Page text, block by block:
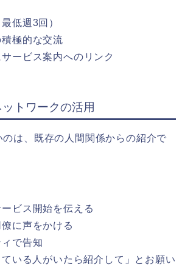
低週3回）
極的な交流
ービス案内へのリンク
トワークの活用
は、既存の人間関係からの紹介で
ビス開始を伝える
に声をかける
で告知
いる人がいたら紹介して」とお願い